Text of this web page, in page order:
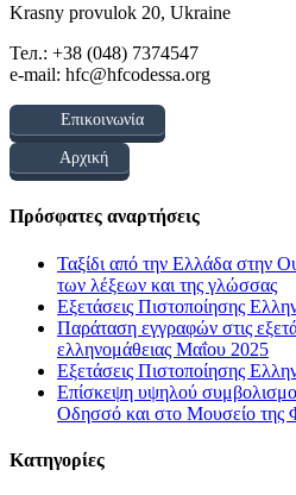
Krasny provulok 20, Ukraine
Тел.: +38 (048) 7374547
e-mail: hfc@hfcodessa.org
Επικοινωνία
Αρχική
Πρόσφατες αναρτήσεις
Ταξίδι από την Ελλάδα στην
των λέξεων και της γλώσσας
Εξετάσεις Πιστοποίησης
Παράταση εγγραφών στις
ελληνομάθειας Μαΐου 2025
Εξετάσεις Πιστοποίησης
Επίσκεψη υψηλού
Οδησσό και στο Μουσείο της
Kατηγορίες